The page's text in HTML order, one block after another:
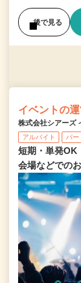
後で見る
イベントの
株式会社シアーズ
アルバイト パー
短期・単発OK
会場などでの